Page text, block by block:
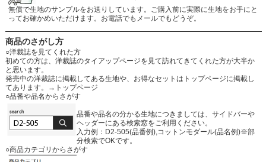
無償で生地のサンプルをお送りしています。ご購入前に実際に生地をお手にと
ってお確かめいただけます。お電話でもメールでもどうぞ。
商品のさがし方
○洋裁誌を見てくれた方
初めての方は、洋裁誌のタイアップページを見て訪れてきてくれた方が大半か
と思います。
発売中の洋裁誌に掲載してある生地や、お得なセットはトップページに掲載し
てあります。
→トップページ
○品番や品名からさがす
品番や品名の分かる生地につきましては、サイドバーや
ヘッダーにある検索窓をご利用ください。
入力例：D2-505(品番例),コットンモダール(品名例)※部
分検索でOKです。
○商品カテゴリからさがす